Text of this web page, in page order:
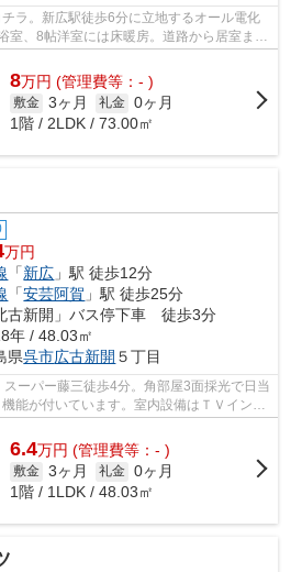
ラ。新広駅徒歩6分に立地するオール電化
室、8帖洋室には床暖房。道路から居室まで
自由な...
8万円 (管理費等：- )
敷金 3ヶ月 礼金 0ヶ月
1階 / 2LDK / 73.00㎡
万円
「新広 」駅 徒歩12分
「安芸阿賀 」駅 徒歩25分
古新開」バス停下車 徒歩3分
年 / 48.03㎡
県呉市広古新開 ５丁目
ーパー藤三徒歩4分。角部屋3面採光で日当
能が付いています。室内設備はＴＶインタ
・シャ...
6.4万円 (管理費等：- )
敷金 3ヶ月 礼金 0ヶ月
1階 / 1LDK / 48.03㎡